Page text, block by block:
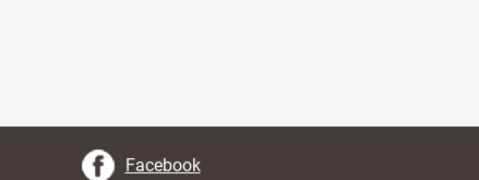
Facebook